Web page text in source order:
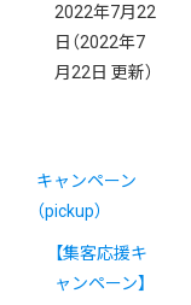
2022年7月22
日 （2022年7
月22日 更新）
キャンペーン
（pickup）
【集客応援キ
ャンペーン】